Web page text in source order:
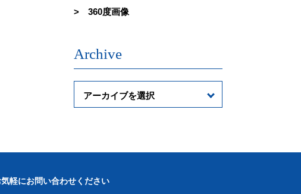
360度画像
Archive
アーカイブを選択
軽にお問い合わせください